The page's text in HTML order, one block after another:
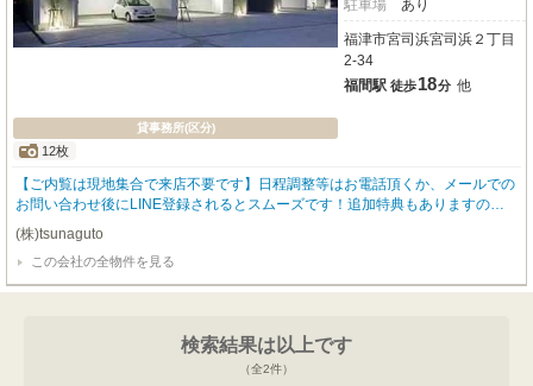
貸事務所(区分)
12枚
駐車場
あり
福津市宮司浜宮司浜２丁目
2-34
福間駅 徒歩18分 他
【ご内覧は現地集合で来店不要です】日程調整等はお電話頂くか、メールでの
お問い合わせ後にLINE登録されるとスムーズです！追加特典もありますので
詳細はお気軽にお問い合わせ下さい♪
(株)tsunaguto
この会社の全物件を見る
検索結果は以上です
（全2件）